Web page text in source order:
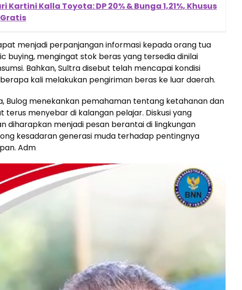
Kartini Kalla Toyota: DP 20% & Bunga 1,21%, Khusus
menjadi perpanjangan informasi kepada orang tua
buying, mengingat stok beras yang tersedia dinilai
Bahkan, Sultra disebut telah mencapai kondisi
kali melakukan pengiriman beras ke luar daerah.
Bulog menekankan pemahaman tentang ketahanan dan
terus menyebar di kalangan pelajar. Diskusi yang
diharapkan menjadi pesan berantai di lingkungan
kesadaran generasi muda terhadap pentingnya
Adm